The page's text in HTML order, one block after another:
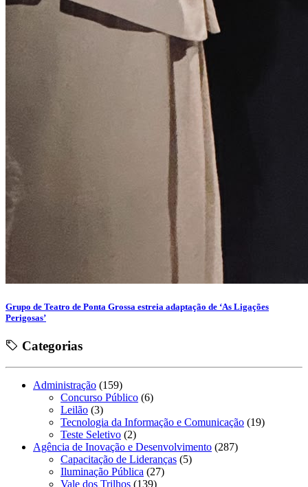
Grupo de Teatro de Ponta Grossa estreia adaptação de ‘As Ligações
Perigosas’
Categorias
Administração (159)
Concurso Público (6)
Leilão (3)
Tecnologia da Informação e Comunicação (19)
Teste Seletivo (2)
Agência de Inovação e Desenvolvimento (287)
Capacitação de Lideranças (5)
Iluminação Pública (27)
Vale dos Trilhos (139)